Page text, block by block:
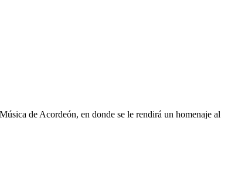
de Acordeón, en donde se le rendirá un homenaje al